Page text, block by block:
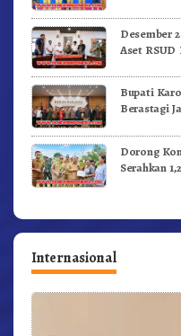
Desember
Aset RSUD
Bupati
Berastagi
Dorong
Serahkan
Internasional